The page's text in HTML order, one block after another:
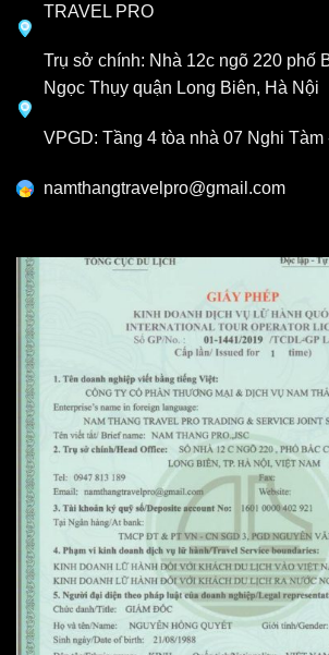
TRAVEL PRO
Trụ sở chính: Nhà 12c ngõ 220 phố
Ngọc Thụy quận Long Biên, Hà Nội
VPGD: Tầng 4 tòa nhà 07 Nghi Tàm
namthangtravelpro@gmail.com